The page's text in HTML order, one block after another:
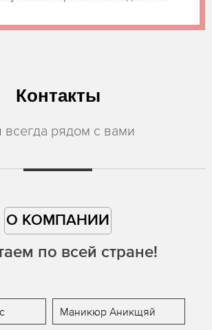
Контакты
рядом с вами
О КОМПАНИИ
по всей стране!
Маникюр Аникщяй